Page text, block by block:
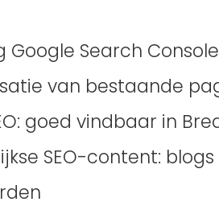
Google Search
van bestaande
goed vindbaar in
SEO-content: